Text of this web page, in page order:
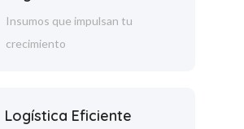
Insumos que impulsan tu
crecimiento
Logística Eficiente